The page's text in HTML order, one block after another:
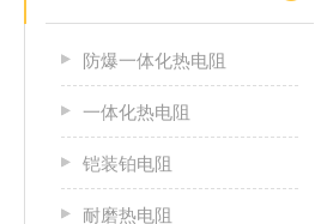
防爆一体化热电阻
一体化热电阻
铠装铂电阻
耐磨热电阻